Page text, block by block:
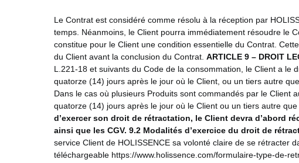
Le Contrat est considéré comme résolu à la réception par
temps. Néanmoins, le Client pourra immédiatement résoudre le
constitue pour le Client une condition essentielle du Contrat.
du Client avant la conclusion du Contrat. ARTICLE 9 – DROIT
L.221-18 et suivants du Code de la consommation, le Client a le
quatorze (14) jours après le jour où le Client, ou un tiers autre
Dans le cas où plusieurs Produits sont commandés par le Client
quatorze (14) jours après le jour où le Client ou un tiers autre
d’exercer son droit de rétractation, le Client devra d’abord
ainsi que les CGV. 9.2 Modalités d’exercice du droit de
service Client de HOLISSENCE sa volonté claire de se rétracter
téléchargeable https://www.holissence.com/formulaire-type-de-